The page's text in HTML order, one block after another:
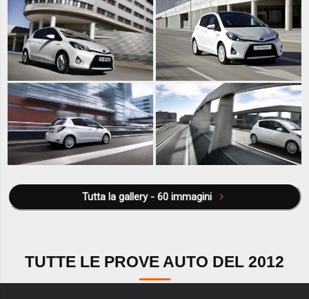
Tutta la gallery - 60 immagini
TUTTE LE PROVE AUTO DEL 2012